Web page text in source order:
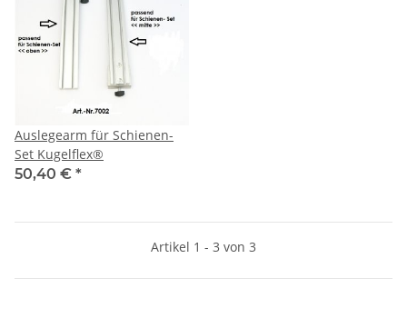
Auslegearm für Schienen-
Set Kugelflex®
50,40 € *
Artikel 1 - 3 von 3